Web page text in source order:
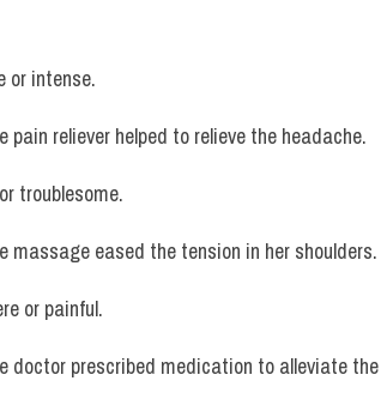
or intense.
pain reliever helped to relieve the headache.
troublesome.
massage eased the tension in her shoulders.
or painful.
doctor prescribed medication to alleviate